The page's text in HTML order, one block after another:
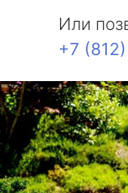
Или
+7